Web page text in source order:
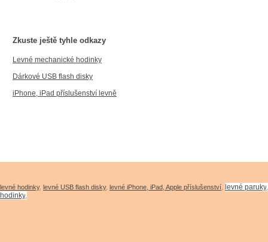
Zkuste ještě tyhle odkazy
Levné mechanické hodinky
Dárkové USB flash disky
iPhone, iPad příslušenství levně
levné hodinky, levné USB flash disky, levné iPhone, iPad, Apple příslušenství levné paruky
hodinky,